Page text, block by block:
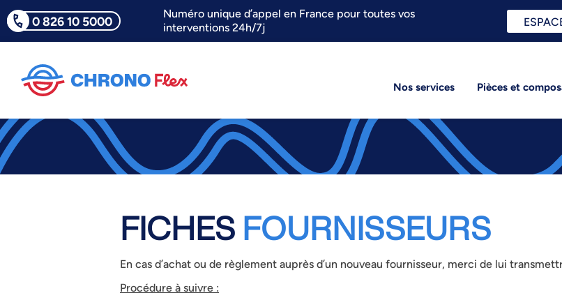
0 826 10 5000
Numéro unique d’appel en France pour toutes vos
interventions 24h/7j
Nos services Pièces et
FICHES FOURNISSEURS
En cas d’achat ou de règlement auprès d’un nouveau fournisseur, merci de lui
Procédure à suivre :